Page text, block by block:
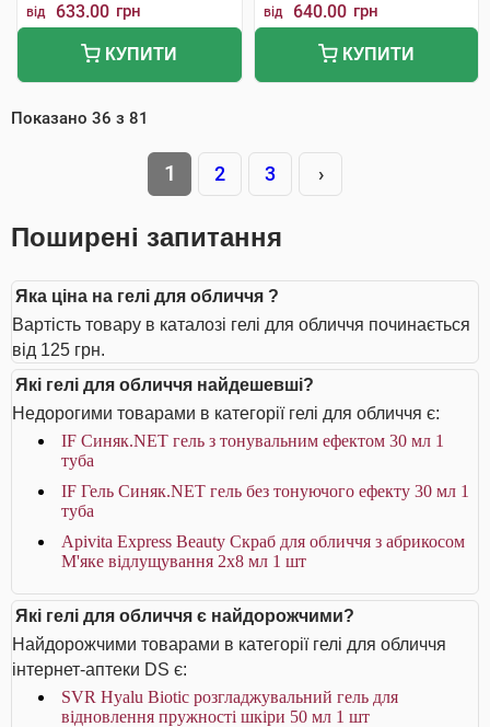
від 633.00 грн
КУПИТИ
від 640.00 грн
КУПИТИ
Показано 36 з 81
1 2 3 ›
Поширені запитання
Яка ціна на гелі для обличчя ?
Вартість товару в каталозі гелі для обличчя починається
від 125 грн.
Які гелі для обличчя найдешевші?
Недорогими товарами в категорії гелі для обличчя є:
IF Синяк.NET гель з тонувальним ефектом 30 мл 1
туба
IF Гель Синяк.NET гель без тонуючого ефекту 30 мл 1
туба
Apivita Express Beauty Скраб для обличчя з абрикосом
М'яке відлущування 2х8 мл 1 шт
Які гелі для обличчя є найдорожчими?
Найдорожчими товарами в категорії гелі для обличчя
інтернет-аптеки DS є:
SVR Hyalu Biotic розгладжувальний гель для
відновлення пружності шкіри 50 мл 1 шт